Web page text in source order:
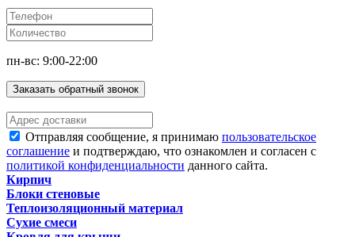
пн-вс: 9:00-22:00
Заказать обратный звонок
Отправляя сообщение, я принимаю пользовательское
соглашение и подтверждаю, что ознакомлен и согласен с
политикой конфиденциальности данного сайта.
Кирпич
Блоки стеновые
Теплоизоляционный материал
Сухие смеси